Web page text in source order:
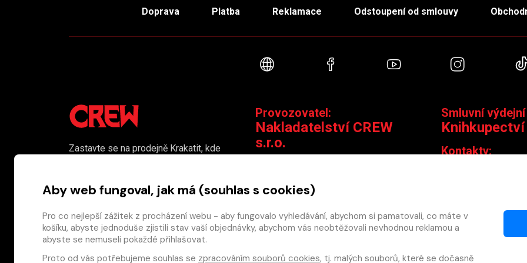
Doprava Platba Reklamace Odstoupení od smlouvy
Webové stránkyFacebookYouTube
Zastavte se na prodejně Krakatit, kde
komiksu.
Prodejna je i naším smluvním výdejním
místem pro osobní odběr objednaného
zboží.
Provozovatel:
Nakladatelství CREW
s.r.o.
Čáslavská 15/1793, 130 00 Praha 3
+420 603 580 756
Smluvní
Kontakty:
Otevírací doba:
9:30–18:30
SO
Aby web fungoval, jak má (souhlas s cookies)
Pro co nejlepší zážitek z procházení webu - aby fungovalo vyhledávání, abychom si pamatovali, co máte v
košíku, abyste jednoduše zjistili stav vaší objednávky, abychom vás neobtěžovali nevhodnou reklamou a
abyste se nemuseli pokaždé přihlašovat.
Proto od vás potřebujeme souhlas se zpracováním souborů cookies, tj. malých souborů, které se dočasně